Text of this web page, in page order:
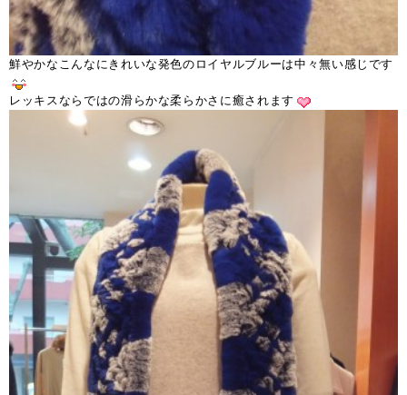
鮮やかなこんなにきれいな発色のロイヤルブルーは中々無い感じです
レッキスならではの滑らかな柔らかさに癒されます